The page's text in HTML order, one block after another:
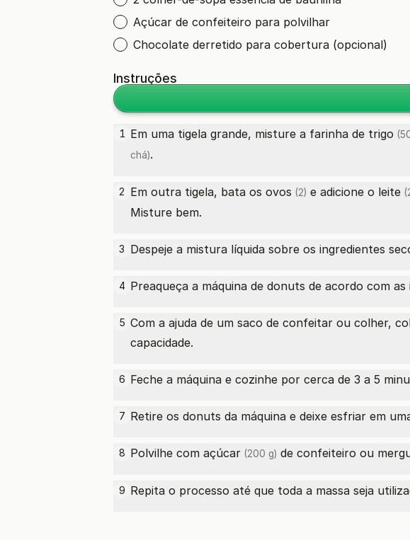
Açúcar de confeiteiro para polvilhar
Chocolate derretido para cobertura (opcional)
Instruções
1 Em uma tigela grande, misture a farinha de trigo
chá).
2 Em outra tigela, bata os ovos (2) e adicione o leite
Misture bem.
3 Despeje a mistura líquida sobre os ingredientes
4 Preaqueça a máquina de donuts de acordo com
5 Com a ajuda de um saco de confeitar ou colher,
capacidade.
6 Feche a máquina e cozinhe por cerca de 3 a 5
7 Retire os donuts da máquina e deixe esfriar em
8 Polvilhe com açúcar (200 g) de confeiteiro ou
9 Repita o processo até que toda a massa seja